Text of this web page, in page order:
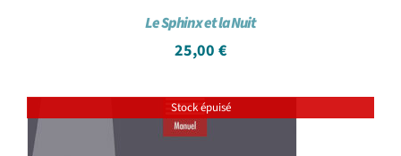
Le Sphinx et la Nuit
25,00 €
Stock épuisé